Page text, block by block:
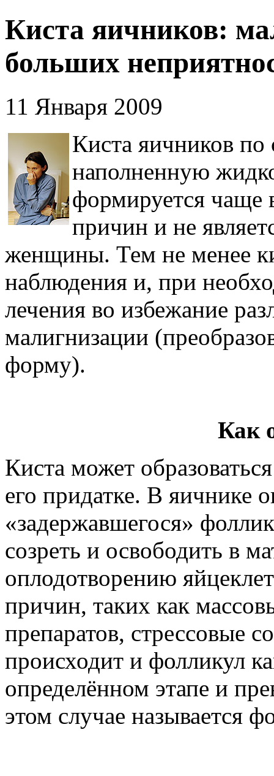
Киста яичников:
больших
11 Января 2009
Киста яичников по
наполненную
формируется чаще
причин и не
женщины. Тем не менее
наблюдения и, при
лечения во избежание
малигнизации
форму).
Как
Киста может
его придатке. В яичнике
«задержавшегося»
созреть и освободить в
оплодотворению
причин, таких как
препаратов, стрессовые
происходит и фолликул
определённом этапе и
этом случае называется